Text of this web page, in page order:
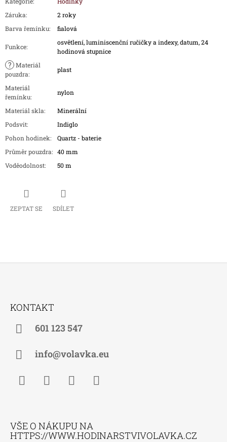
Záruka:
2 roky
Barva řemínku: fialová
Funkce:
osvětlení, luminiscenční ručičky a indexy, datum, 24
hodinová stupnice
? Materiál
pouzdra:
plast
Materiál
řemínku:
nylon
Materiál skla:
Minerální
Podsvit:
Indiglo
Pohon hodinek:
Quartz - baterie
Průměr pouzdra: 40 mm
Voděodolnost: 50 m
ZEPTAT SE SDÍLET
KONTAKT
601 123 547
info@volavka.eu
VŠE O NÁKUPU NA
HTTPS://WWW.HODINARSTVIVOLAVKA.CZ